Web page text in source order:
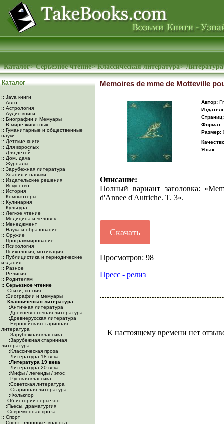
Каталог>Серьезное чтение>Классическая литература>
Каталог
:: Java книги
:: Авто
:: Астрология
:: Аудио книги
:: Биографии и Мемуары
:: В мире животных
:: Гуманитарные и общественные
науки
:: Детские книги
:: Для взрослых
:: Для детей
:: Дом, дача
:: Журналы
:: Зарубежная литература
:: Знания и навыки
:: Издательские решения
:: Искусство
:: История
:: Компьютеры
:: Кулинария
:: Культура
:: Легкое чтение
:: Медицина и человек
:: Менеджмент
:: Наука и образование
:: Оружие
:: Программирование
:: Психология
:: Психология, мотивация
:: Публицистика и периодические
издания
:: Разное
:: Религия
:: Родителям
:: Серьезное чтение
:Cтихи, поэзия
:Биографии и мемуары
:Классическая литература
:Античная литература
:Древневосточная литература
:Древнерусская литература
:Европейская старинная
литература
:Зарубежная классика
:Зарубежная старинная
литература
:Классическая проза
:Литература 18 века
:Литература 19 века
:Литература 20 века
:Мифы / легенды / эпос
:Русская классика
:Советская литература
:Старинная литература
:Фольклор
:Об истории серьезно
:Пьесы, драматургия
:Современная проза
:: Спорт
:: Спорт, здоровье, красота
Memoires de mme de Motteville
Автор:
Cтраниц:
Формат:
Размер:
Язык:
Описание:
Полный вариант заголовка:
d'Annee d'Autriche. T. 3».
Скачать
Просмотров: 98
Пресс - релиз
К настоящему времени нет